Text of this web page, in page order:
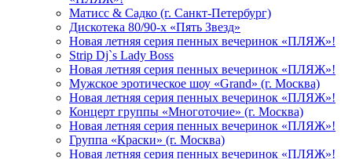
Матисс & Садко (г. Санкт-Петербург)
Дискотека 80/90-х «Пять Звезд»
Новая летняя серия пенных вечеринок «ПЛЯЖ»!
Strip Dj`s Lady Boss
Новая летняя серия пенных вечеринок «ПЛЯЖ»!
Мужское эротическое шоу «Grand» (г. Москва)
Новая летняя серия пенных вечеринок «ПЛЯЖ»!
Концерт группы «Многоточие» (г. Москва)
Новая летняя серия пенных вечеринок «ПЛЯЖ»!
Группа «Краски» (г. Москва)
Новая летняя серия пенных вечеринок «ПЛЯЖ»!